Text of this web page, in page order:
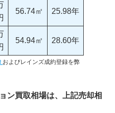
56.74㎡ 25.98年
54.94㎡ 28.60年
およびレインズ成約登録を弊
ン買取相場は、上記売却相